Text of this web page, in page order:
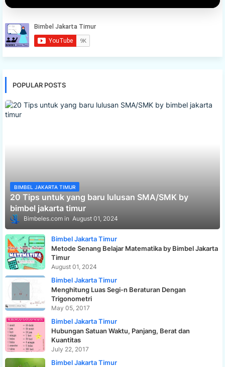
POPULAR POSTS
BIMBEL JAKARTA TIMUR
20 Tips untuk yang baru lulusan SMA/SMK by
bimbel jakarta timur
Bimbeles.com August 01, 2024
Bimbel Jakarta Timur
Metode Senang Belajar Matematika by Bimbel Jakarta
Timur
August 01, 2024
Bimbel Jakarta Timur
Menghitung Luas Segi-n Beraturan Dengan
Trigonometri
May 05, 2017
Bimbel Jakarta Timur
Hubungan Satuan Waktu, Panjang, Berat dan
Kuantitas
July 22, 2017
Bimbel Jakarta Timur